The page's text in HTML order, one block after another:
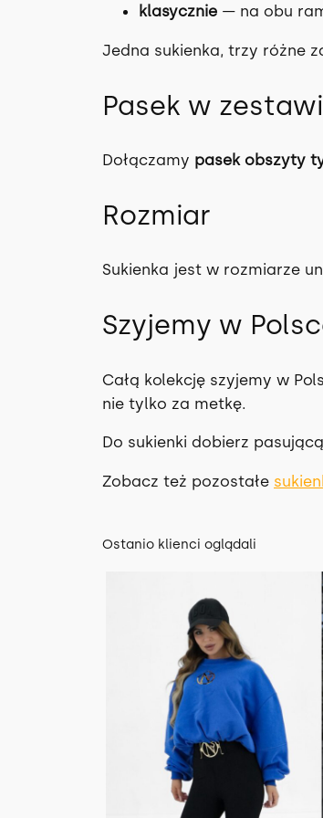
klasycznie — na obu
Jedna sukienka, trzy różne
Pasek w
Dołączamy pasek obszyty
Rozmiar
Sukienka jest w rozmiarze
Szyjemy w
Całą kolekcję szyjemy w
nie tylko za metkę.
Do sukienki dobierz pasującą
Zobacz też pozostałe
Ostanio klienci oglądali